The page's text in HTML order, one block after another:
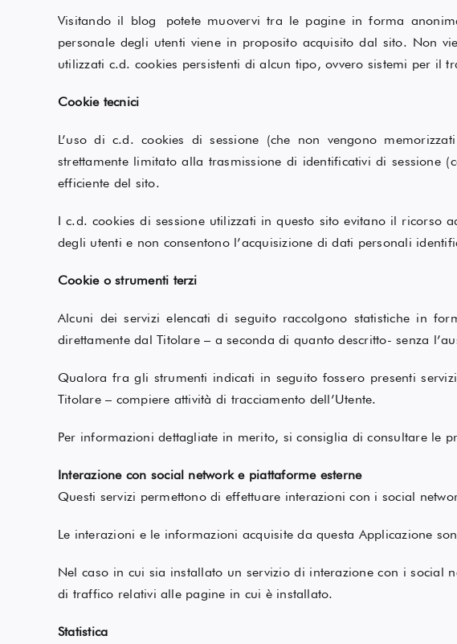
Visitando il blog potete muovervi tra le pagine in forma
personale degli utenti viene in proposito acquisito dal sito. Non
utilizzati c.d. cookies persistenti di alcun tipo, ovvero sistemi per il
Cookie tecnici
L’uso di c.d. cookies di sessione (che non vengono
strettamente limitato alla trasmissione di identificativi di sessione
efficiente del sito.
I c.d. cookies di sessione utilizzati in questo sito evitano il ricorso
degli utenti e non consentono l’acquisizione di dati personali
Cookie o strumenti terzi
Alcuni dei servizi elencati di seguito raccolgono statistiche in
direttamente dal Titolare – a seconda di quanto descritto- senza
Qualora fra gli strumenti indicati in seguito fossero presenti
Titolare – compiere attività di tracciamento dell’Utente.
Per informazioni dettagliate in merito, si consiglia di consultare le
Interazione con social network e piattaforme esterne
Questi servizi permettono di effettuare interazioni con i social
Le interazioni e le informazioni acquisite da questa Applicazione
Nel caso in cui sia installato un servizio di interazione con i social
di traffico relativi alle pagine in cui è installato.
Statistica